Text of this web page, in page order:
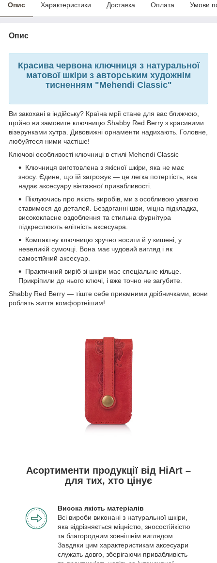
Опис Характеристики Доставка Оплата Умови
Опис
Красива червона ключниця з натуральної
матової шкіри з авторським художнім
тисненням "Mehendi Classic"
Ви закохані в індійську? Країна мрії стане для вас ближчою,
щойно ви замовите ключницю Shabby Red Berry з красивими
візерунками хутра. Дивовижні орнаменти надихають. Головне,
любуйтеся ними частіше!
Ключові особливості ключниці в стилі Mehendi Classic
Ключниця виготовлена з якісної шкіри, яка не має
зносу. Єдине, що їй загрожує — це легка потертість, яка
надає аксесуару вінтажної привабливості.
Піклуючись про якість виробів, ми з особливою увагою
ставимося до деталей. Бездоганні шви, міцна підкладка,
висококласне оздоблення та стильна фурнітура
підкреслюють елітність аксесуара.
Компактну ключницю зручно носити й у кишені, у
невеликій сумочці. Вона має чудовий вигляд і як
самостійний аксесуар.
Практичний виріб зі шкіри має спеціальне кільце.
Прикріпили до нього ключі, і вже точно не загубите.
Shabby Red Berry — тіште себе приємними дрібничками, вони
роблять життя комфортнішим!
Асортименти продукції від HiArt –
для тих, хто цінує
Висока якість матеріалів
Всі вироби виконані з натуральної шкіри,
яка відрізняється міцністю, зносостійкістю
та благородним зовнішнім виглядом.
Завдяки цим характеристикам аксесуари
служать довго, зберігаючи привабливість